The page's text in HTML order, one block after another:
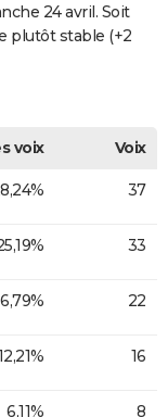
24 avril. Soit
plutôt stable (+2
voix
Voix
37
33
22
16
6,11% 8